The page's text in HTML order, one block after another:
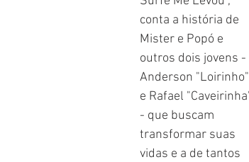
conta a história de
Mister e Popó e
outros dois jovens -
Anderson
e Rafael
- que buscam
transformar suas
vidas e a de tantos